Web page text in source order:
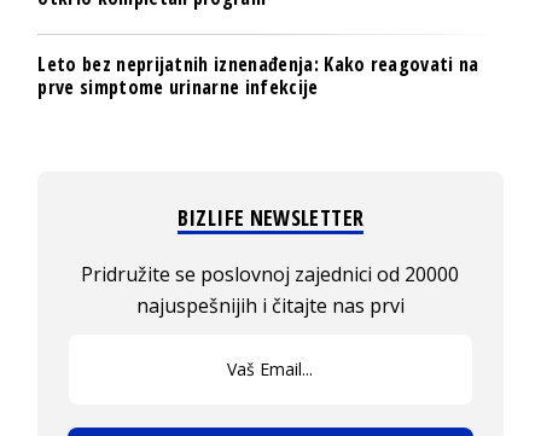
Leto bez neprijatnih iznenađenja: Kako reagovati na
prve simptome urinarne infekcije
BIZLIFE NEWSLETTER
Pridružite se poslovnoj zajednici od 20000
najuspešnijih i čitajte nas prvi